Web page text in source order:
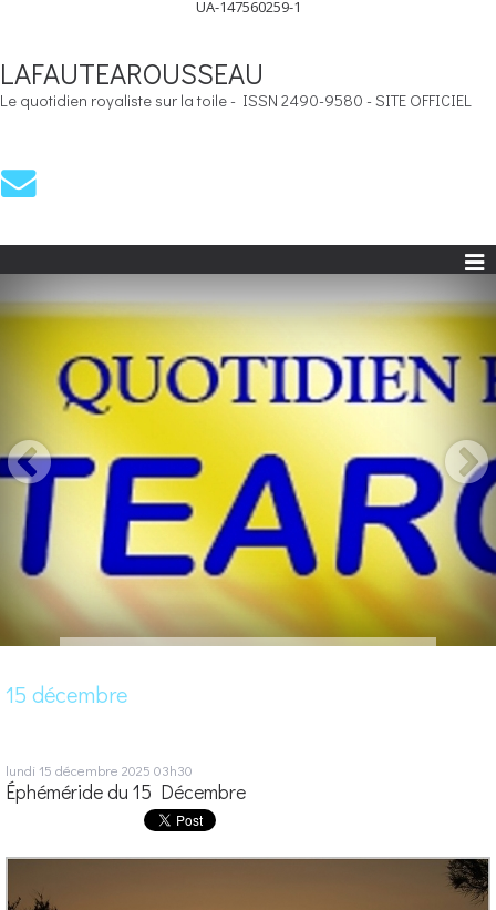
UA-147560259-1
LAFAUTEAROUSSEAU
Le quotidien royaliste sur la toile - ISSN 2490-9580 - SITE OFFICIEL
15 décembre
lundi 15 décembre 2025 03h30
Éphéméride du 15 Décembre